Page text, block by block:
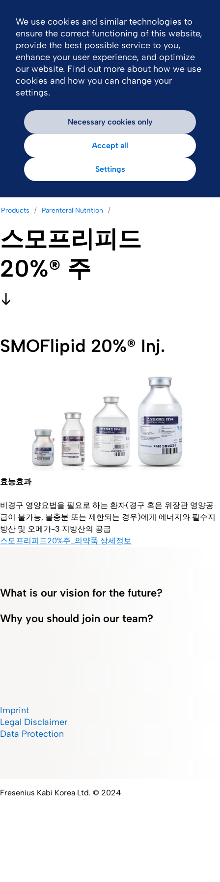
Products Parenteral Nutrition
스모프리피드
20%® 주
SMOFlipid 20%® Inj.
효능효과
비경구 영양요법을 필요로 하는 환자(경구 혹은 위장관 영양공
급이 불가능, 불충분 또는 제한되는 경우)에게 에너지와 필수지
방산 및 오메가-3 지방산의 공급
스모프리피드20%주_의약품 상세정보
What is our vision for the future?
Why you should join our team?
Imprint
Legal Disclaimer
Data Protection
Fresenius Kabi Korea Ltd. © 2024
We use cookies and similar technologies to
ensure the correct functioning of this website,
provide the best possible service to you,
enhance your user experience, and optimize
our website. Find out more about how we use
cookies and how you can change your
settings.
Necessary cookies only
Accept all
Settings